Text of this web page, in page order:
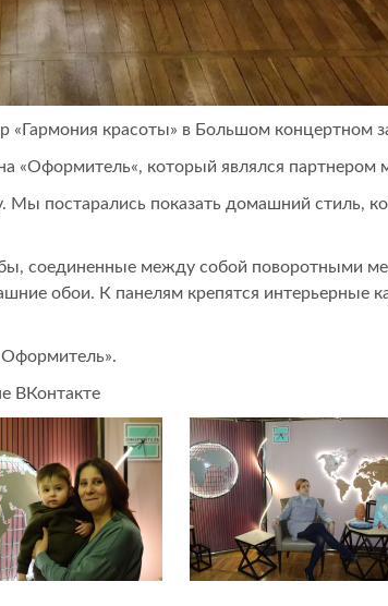
красоты» в Большом концертном
«Оформитель«, который являлся партнером
постарались показать домашний стиль,
соединенные между собой поворотными
обои. К панелям крепятся интерьерные
ВКонтакте